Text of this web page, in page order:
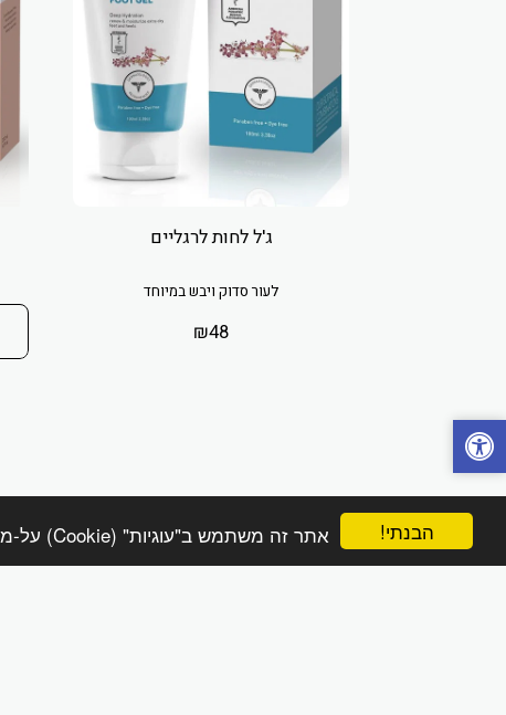
הבנתי! אתר זה משתמש ב"עוגיות" (Cookie) על-מנת להבטיח שתהנה מהחוויה הטובה ביותר באתר שלך.
ג'ל לחות לרגליים
לעור סדוק ויבש במיוחד
₪48
הפינה הטבעית online